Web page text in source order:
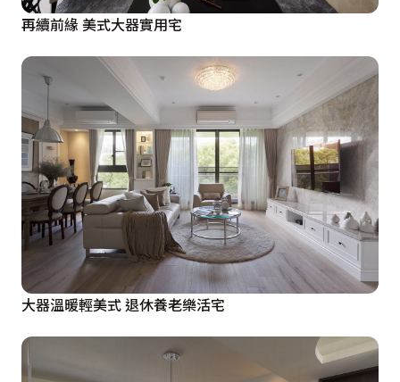
再續前緣 美式大器實用宅
大器溫暖輕美式 退休養老樂活宅